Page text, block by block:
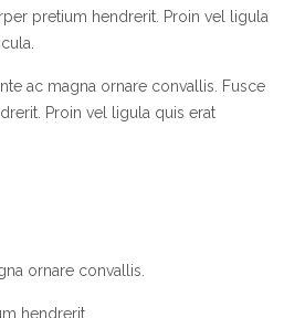
pretium hendrerit. Proin vel ligula
ac magna ornare convallis. Fusce
Proin vel ligula quis erat
ornare convallis.
hendrerit.